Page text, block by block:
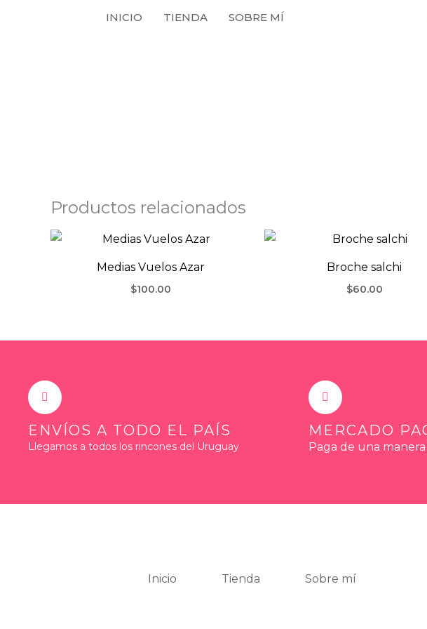
INICIO TIENDA SOBRE MÍ
Productos relacionados
Medias Vuelos Azar
$100.00
Broche salchi
$60.00
ENVÍOS A TODO EL PAÍS
Llegamos a todos los rincones del Uruguay
MERCADO
Paga de una
Inicio Tienda Sobre mí